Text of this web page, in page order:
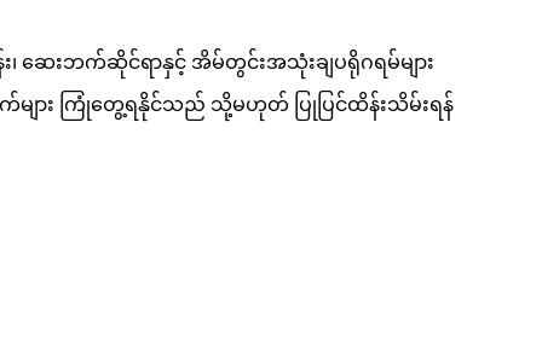
ဆေးဘက်ဆိုင်ရာနှင့် အိမ်တွင်းအသုံးချပရိုဂရမ်များ
ျား ကြုံတွေ့ရနိုင်သည် သို့မဟုတ် ပြုပြင်ထိန်းသိမ်းရန်